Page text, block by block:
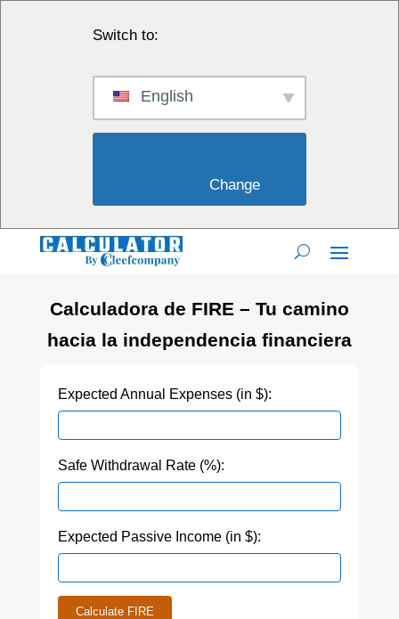
Switch to:
English
Calculadora de FIRE – Tu camino
hacia la independencia financiera
Expected Annual Expenses (in $):
Safe Withdrawal Rate (%):
Expected Passive Income (in $):
Calculate FIRE